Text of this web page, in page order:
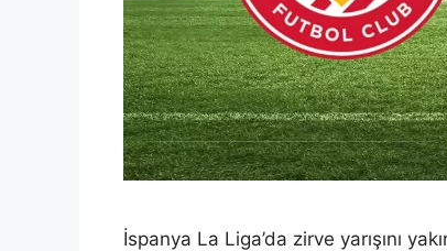
İspanya La Liga’da zirve yarışını